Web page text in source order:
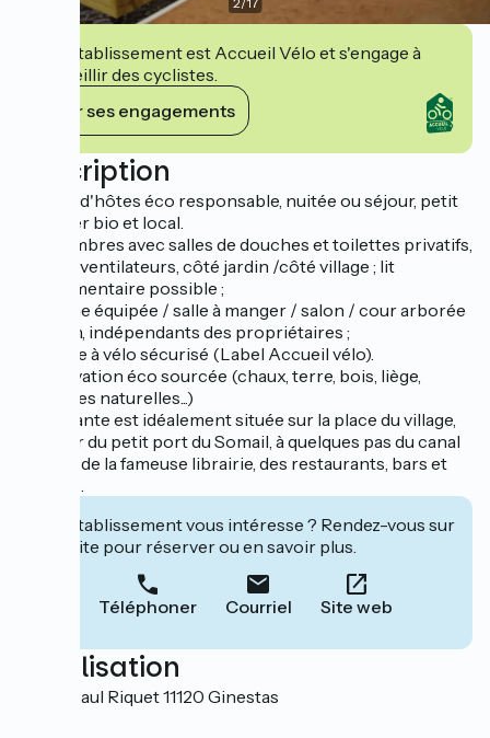
Cet établissement est Accueil Vélo et s'engage à
accueillir des cyclistes.
Voir ses engagements
Description
Maison d'hôtes éco responsable, nuitée ou séjour, petit
déjeuner bio et local.
- 3 chambres avec salles de douches et toilettes privatifs,
lits 160, ventilateurs, côté jardin /côté village ; lit
supplémentaire possible ;
- Cuisine équipée / salle à manger / salon / cour arborée
et jardin, indépendants des propriétaires ;
- Garage à vélo sécurisé (Label Accueil vélo).
- Rénovation éco sourcée (chaux, terre, bois, liège,
peintures naturelles...)
L'itinérante est idéalement située sur la place du village,
au cœur du petit port du Somail, à quelques pas du canal
du Midi, de la fameuse librairie, des restaurants, bars et
glaciers.
Cet établissement vous intéresse ? Rendez-vous sur
leur site pour réserver ou en savoir plus.
Téléphoner Courriel Site web
Localisation
18 rue Paul Riquet 11120 Ginestas